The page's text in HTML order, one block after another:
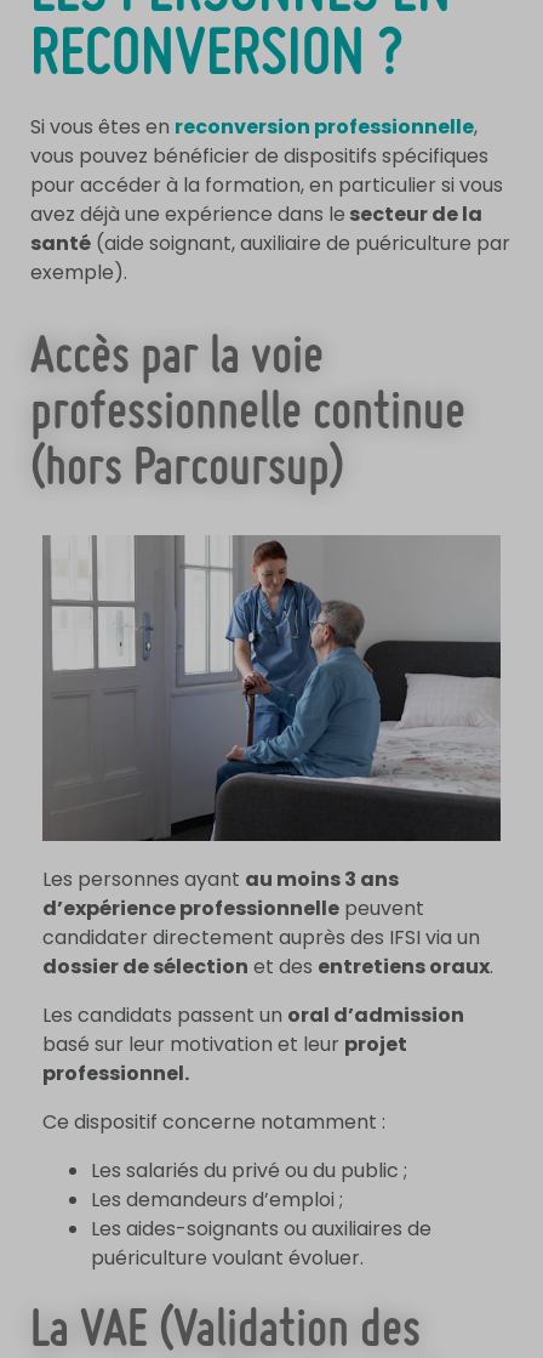
RECONVERSION ?
Si vous êtes en reconversion professionnelle,
vous pouvez bénéficier de dispositifs spécifiques
pour accéder à la formation, en particulier si vous
avez déjà une expérience dans le secteur de la
santé (aide soignant, auxiliaire de puériculture par
exemple).
Accès par la voie
professionnelle continue
(hors Parcoursup)
Les personnes ayant au moins 3 ans
d’expérience professionnelle peuvent
candidater directement auprès des IFSI via un
dossier de sélection et des entretiens oraux.
Les candidats passent un oral d’admission
basé sur leur motivation et leur projet
professionnel.
Ce dispositif concerne notamment :
Les salariés du privé ou du public ;
Les demandeurs d’emploi ;
Les aides-soignants ou auxiliaires de
puériculture voulant évoluer.
La VAE (Validation des